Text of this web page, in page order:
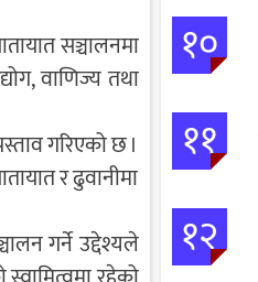
सञ्चालनमा
वाणिज्य तथा
गरिएको छ ।
र ढुवानीमा
गर्ने उद्देश्यले
१०
११
१२